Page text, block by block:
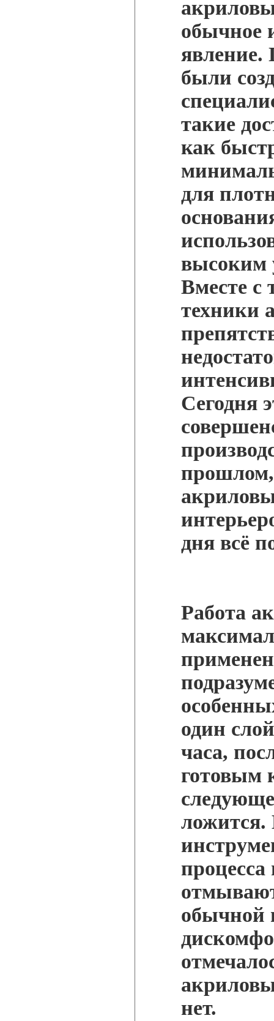
обычное
явление.
были
такие
как
для
высоким
Вместе с
техники
Сегодня
дня всё
Работа
один
часа,
готовым
ложится.
обычной
нет.